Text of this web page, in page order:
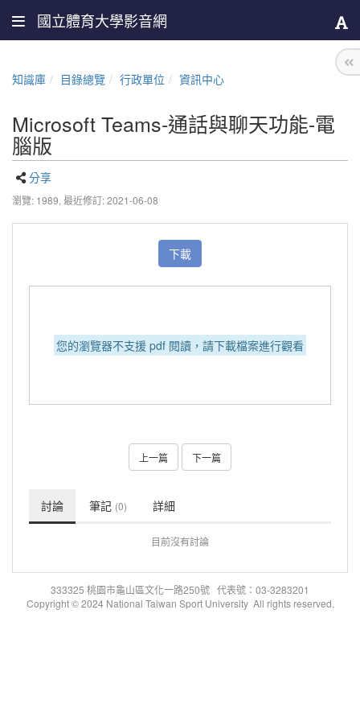
國立體育大學影音網
知識庫 目錄總覽 行政單位 資訊中心
Microsoft Teams-通話與聊天功能-電
腦版
分享
瀏覽: 1989, 最近修訂: 2021-06-08
下載
您的瀏覽器不支援 pdf 閱讀，請下載檔案進行觀看
上一篇 下一篇
討論 筆記 (0) 詳細
目前沒有討論
333325 桃園市龜山區文化一路250號 代表號：03-3283201
Copyright © 2024 National Taiwan Sport University All rights reserved.